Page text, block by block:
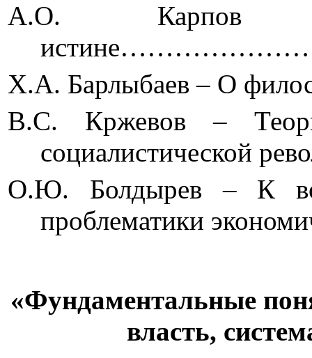
А.О. Карпов
Х.А. Барлыбаев – О
В.С. Кржевов –
О.Ю. Болдырев – К
проблематики
«Фундаментальные
власть,